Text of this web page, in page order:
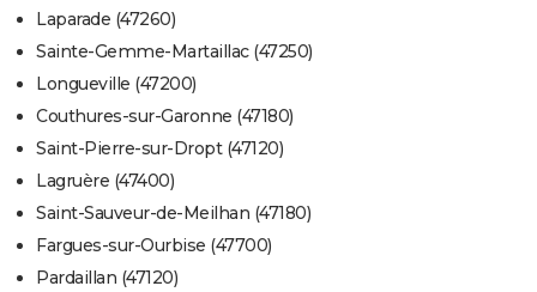
Laparade (47260)
Sainte-Gemme-Martaillac (47250)
Longueville (47200)
Couthures-sur-Garonne (47180)
Saint-Pierre-sur-Dropt (47120)
Lagruère (47400)
Saint-Sauveur-de-Meilhan (47180)
Fargues-sur-Ourbise (47700)
Pardaillan (47120)